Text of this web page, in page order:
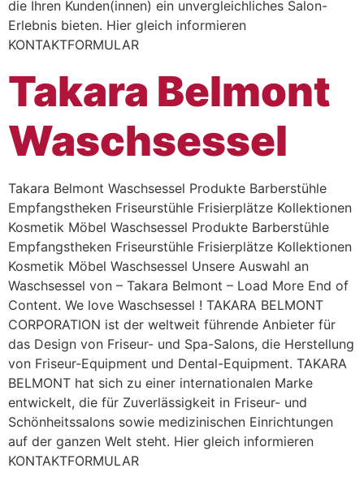
die Ihren Kunden(innen) ein unvergleichliches Salon-
Erlebnis bieten. Hier gleich informieren
KONTAKTFORMULAR
Takara Belmont
Waschsessel
Takara Belmont Waschsessel Produkte Barberstühle
Empfangstheken Friseurstühle Frisierplätze Kollektionen
Kosmetik Möbel Waschsessel Produkte Barberstühle
Empfangstheken Friseurstühle Frisierplätze Kollektionen
Kosmetik Möbel Waschsessel Unsere Auswahl an
Waschsessel von – Takara Belmont – Load More End of
Content. We love Waschsessel ! TAKARA BELMONT
CORPORATION ist der weltweit führende Anbieter für
das Design von Friseur- und Spa-Salons, die Herstellung
von Friseur-Equipment und Dental-Equipment. TAKARA
BELMONT hat sich zu einer internationalen Marke
entwickelt, die für Zuverlässigkeit in Friseur- und
Schönheitssalons sowie medizinischen Einrichtungen
auf der ganzen Welt steht. Hier gleich informieren
KONTAKTFORMULAR